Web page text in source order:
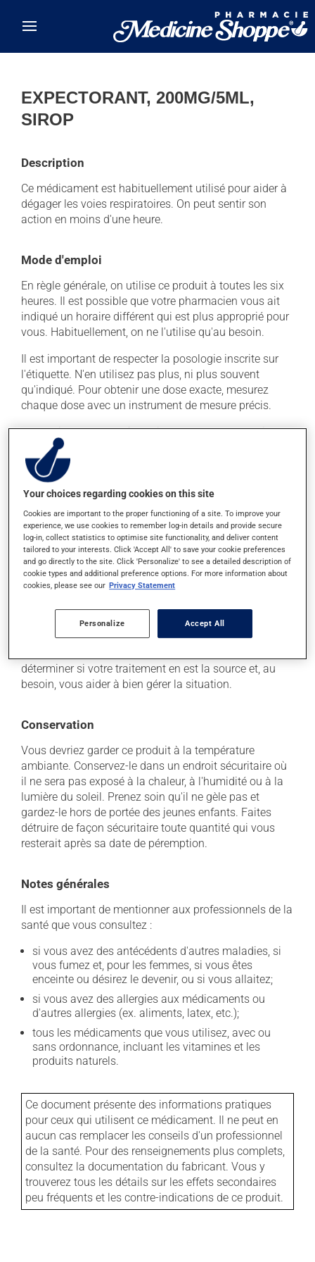
EXPECTORANT, 200MG/5ML,
SIROP
Description
Ce médicament est habituellement utilisé pour aider à
dégager les voies respiratoires. On peut sentir son
action en moins d'une heure.
Mode d'emploi
En règle générale, on utilise ce produit à toutes les six
heures. Il est possible que votre pharmacien vous ait
indiqué un horaire différent qui est plus approprié pour
vous. Habituellement, on ne l'utilise qu'au besoin.
Il est important de respecter la posologie inscrite sur
l'étiquette. N'en utilisez pas plus, ni plus souvent
qu'indiqué. Pour obtenir une dose exacte, mesurez
chaque dose avec un instrument de mesure précis.
Ce médicament peut être pris avec ou sans nourriture,
sans égard aux repas ou aux collations. Il est
recommandé de boire beaucoup d'eau durant tout le
traitement.
Effets indésirables
Ce produit est généralement bien toléré et il est rare
que des effets secondaires soient rapportés par ceux
qui l'utilisent. À l'occasion, des réactions mineures
peuvent survenir, mais elles disparaissent d'elles-
mêmes rapidement, sans intervention. Si vous croyez
que ce produit est la cause d'un problème qui vous
incommode, n'hésitez pas à en parler avec vos
déterminer si votre traitement en est la source et, au
besoin, vous aider à bien gérer la situation.
Conservation
Vous devriez garder ce produit à la température
ambiante. Conservez-le dans un endroit sécuritaire où
il ne sera pas exposé à la chaleur, à l'humidité ou à la
lumière du soleil. Prenez soin qu'il ne gèle pas et
gardez-le hors de portée des jeunes enfants. Faites
détruire de façon sécuritaire toute quantité qui vous
resterait après sa date de péremption.
Notes générales
Il est important de mentionner aux professionnels de la
santé que vous consultez :
si vous avez des antécédents d'autres maladies, si
vous fumez et, pour les femmes, si vous êtes
enceinte ou désirez le devenir, ou si vous allaitez;
si vous avez des allergies aux médicaments ou
d'autres allergies (ex. aliments, latex, etc.);
tous les médicaments que vous utilisez, avec ou
sans ordonnance, incluant les vitamines et les
produits naturels.
Ce document présente des informations pratiques
pour ceux qui utilisent ce médicament. Il ne peut en
aucun cas remplacer les conseils d'un professionnel
de la santé. Pour des renseignements plus complets,
consultez la documentation du fabricant. Vous y
trouverez tous les détails sur les effets secondaires
peu fréquents et les contre-indications de ce produit.
Your choices regarding cookies on this site
Cookies are important to the proper functioning of a site. To improve your
experience, we use cookies to remember log-in details and provide secure
log-in, collect statistics to optimise site functionality, and deliver content
tailored to your interests. Click 'Accept All' to save your cookie preferences
and go directly to the site. Click 'Personalize' to see a detailed description of
cookie types and additional preference options. For more information about
cookies, please see our Privacy Statement
Personalize Accept All